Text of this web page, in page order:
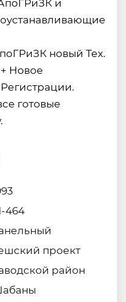
и
новый Тех.
Новое
готовые
464
проект
район